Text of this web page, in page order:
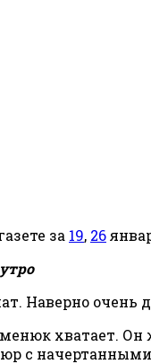
за 19, 26
Наверно
хватает.
с